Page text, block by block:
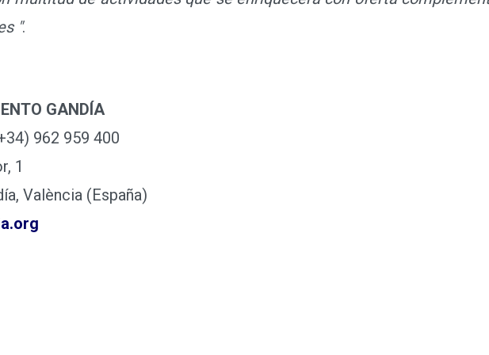
multitud de actividades que se enriquecerá con oferta
GANDÍA
962 959 400
1
València (España)